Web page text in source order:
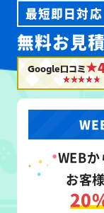
最短即日対応
無料お見
Google口コミ
WEB
お客